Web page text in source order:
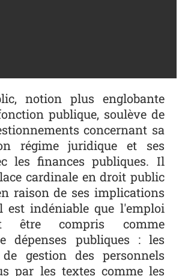
notion plus englobante
publique, soulève de
concernant sa
régime juridique et ses
les finances publiques. Il
cardinale en droit public
raison de ses implications
est indéniable que l'emploi
être compris comme
dépenses publiques : les
de gestion des personnels
par les textes comme les